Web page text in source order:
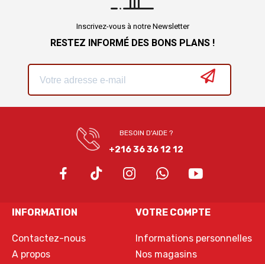
Inscrivez-vous à notre Newsletter
RESTEZ INFORMÉ DES BONS PLANS !
BESOIN D'AIDE ?
+216 36 36 12 12
INFORMATION
Contactez-nous
A propos
VOTRE COMPTE
Informations personnelles
Nos magasins